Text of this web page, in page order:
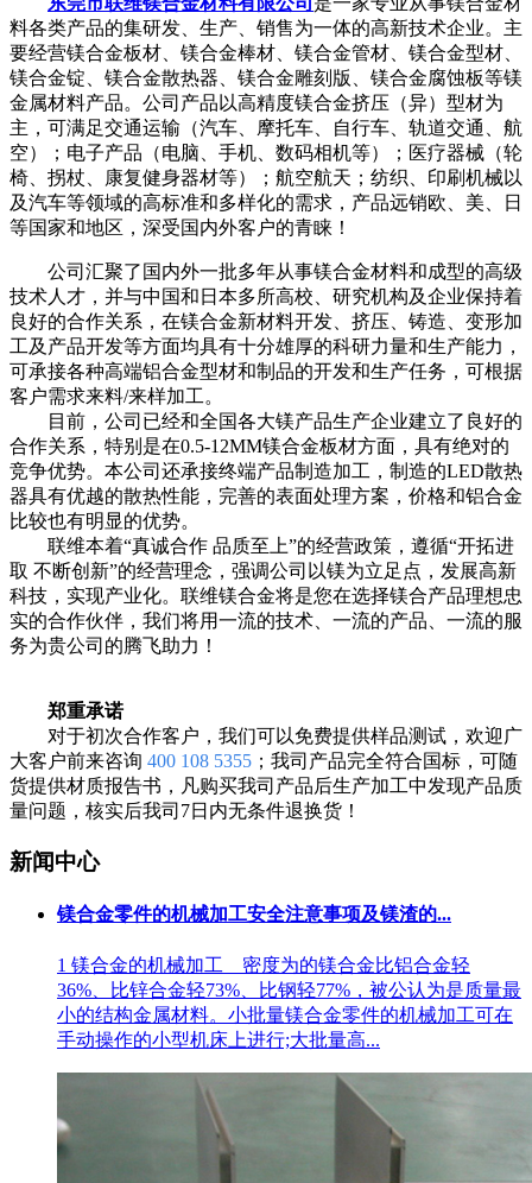
料各类产品的集研发、生产、销售为一体的高新技术企业。主
要经营镁合金板材、镁合金棒材、镁合金管材、镁合金型材、
镁合金锭、镁合金散热器、镁合金雕刻版、镁合金腐蚀板等镁
金属材料产品。公司产品以高精度镁合金挤压（异）型材为
主，可满足交通运输（汽车、摩托车、自行车、轨道交通、航
空）；电子产品（电脑、手机、数码相机等）；医疗器械（轮
椅、拐杖、康复健身器材等）；航空航天；纺织、印刷机械以
及汽车等领域的高标准和多样化的需求，产品远销欧、美、日
等国家和地区，深受国内外客户的青睐！
公司汇聚了国内外一批多年从事镁合金材料和成型的高级
技术人才，并与中国和日本多所高校、研究机构及企业保持着
良好的合作关系，在镁合金新材料开发、挤压、铸造、变形加
工及产品开发等方面均具有十分雄厚的科研力量和生产能力，
可承接各种高端铝合金型材和制品的开发和生产任务，可根据
客户需求来料/来样加工。
目前，公司已经和全国各大镁产品生产企业建立了良好的
合作关系，特别是在0.5-12MM镁合金板材方面，具有绝对的
竞争优势。本公司还承接终端产品制造加工，制造的LED散热
器具有优越的散热性能，完善的表面处理方案，价格和铝合金
比较也有明显的优势。
联维本着“真诚合作 品质至上”的经营政策，遵循“开拓进
取 不断创新”的经营理念，强调公司以镁为立足点，发展高新
科技，实现产业化。联维镁合金将是您在选择镁合产品理想忠
实的合作伙伴，我们将用一流的技术、一流的产品、一流的服
务为贵公司的腾飞助力！
郑重承诺
对于初次合作客户，我们可以免费提供样品测试，欢迎广
大客户前来咨询 400 108 5355 ；我司产品完全符合国标，可随
货提供材质报告书，凡购买我司产品后生产加工中发现产品质
量问题，核实后我司7日内无条件退换货！
新闻中心
镁合金零件的机械加工安全注意事项及镁渣的...
1 镁合金的机械加工 密度为的镁合金比铝合金轻
36%、比锌合金轻73%、比钢轻77%，被公认为是质量最
小的结构金属材料。小批量镁合金零件的机械加工可在
手动操作的小型机床上进行;大批量高...